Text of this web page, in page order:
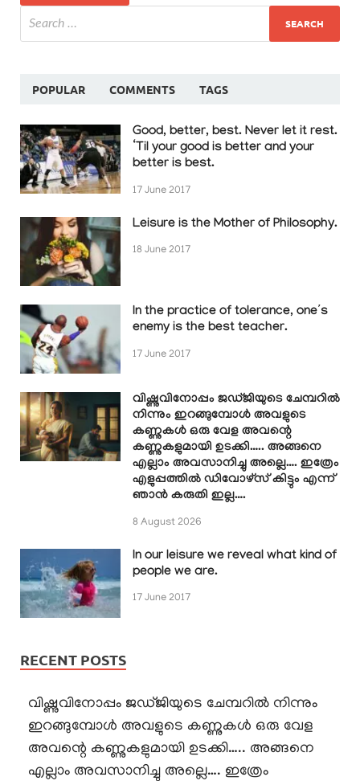
POPULAR COMMENTS TAGS
Good, better, best. Never let it rest.
‘Til your good is better and your
better is best.
17 June 2017
Leisure is the Mother of Philosophy.
18 June 2017
In the practice of tolerance, one’s
enemy is the best teacher.
17 June 2017
വിഷ്ണുവിനോപ്പം ജഡ്ജിയുടെ ചേമ്പറിൽ
നിന്നും ഇറങ്ങുമ്പോൾ അവളുടെ
കണ്ണുകൾ ഒരു വേള അവന്റെ
കണ്ണുകളുമായി ഉടക്കി….. അങ്ങനെ
എല്ലാം അവസാനിച്ചു അല്ലെ…. ഇത്രേം
എളുപ്പത്തിൽ ഡിവോഴ്സ് കിട്ടും എന്ന്
ഞാൻ കരുതി ഇല്ല….
8 August 2026
In our leisure we reveal what kind of
people we are.
17 June 2017
RECENT POSTS
വിഷ്ണുവിനോപ്പം ജഡ്ജിയുടെ ചേമ്പറിൽ നിന്നും
ഇറങ്ങുമ്പോൾ അവളുടെ കണ്ണുകൾ ഒരു വേള
അവന്റെ കണ്ണുകളുമായി ഉടക്കി….. അങ്ങനെ
എല്ലാം അവസാനിച്ചു അല്ലെ…. ഇത്രേം